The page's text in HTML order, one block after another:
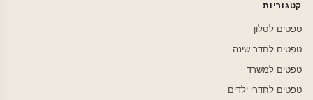
קטגוריות
טפטים לסלון
טפטים לחדר שינה
טפטים למשרד
טפטים לחדרי ילדים